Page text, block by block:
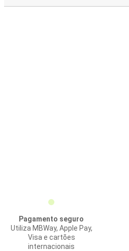
Pagamento seguro
Utiliza MBWay, Apple Pay,
Visa e cartões
internacionais